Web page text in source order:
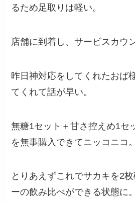
るため足取りは軽い。
店舗に到着し、サービスカウ
昨日神対応をしてくれたおば
てくれて話が早い。
無糖1セット＋甘さ控えめ1セ
を無事購入できてニッコニコ。
とりあえずこれでサカキを2
ーの飲み比べができる状態に。